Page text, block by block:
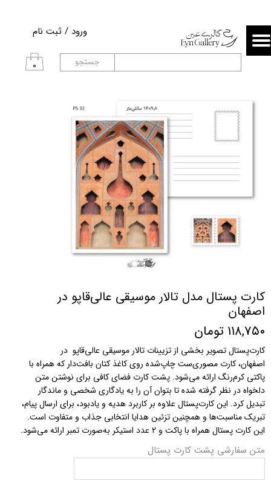
۰
ورود / ثبت نام
حساب کاربری من
تغییر گذر واژه
خروج از حساب کاربری
جستجو
کارت پستال مدل تالار موسیقی عالی‌قاپو در
اصفهان
۱۱۸,۷۵۰ تومان
کارت‌پستال تصویر بخشی از تزیینات تالار موسیقی عالی‌قاپو در
اصفهان، کارت مصوری‌ست چاپ‌شده روی کاغذ کتان بافت‌دار که همراه با
پاکتی کرم‌رنگ ارائه می‌شود. پشت کارت فضای کافی برای نوشتن متن
دلخواه در نظر گرفته شده تا بتوان آن را به یادگاری شخصی و ماندگار
تبدیل کرد. این کارت‌پستال علاوه بر کاربرد هدیه و یادبود، برای ارسال پیام،
تبریک مناسبت‌ها و همچنین تزئین هدایا انتخابی جذاب و متفاوت است.
این کارت پستال همراه با پاکت و ۲ عدد استیکر به‌صورت تمبر ارائه می‌شود.
متن سفارشی پشت کارت پستال